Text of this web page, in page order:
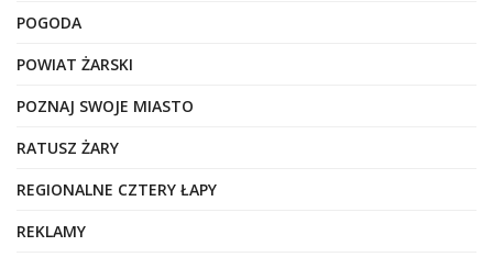
POGODA
POWIAT ŻARSKI
POZNAJ SWOJE MIASTO
RATUSZ ŻARY
REGIONALNE CZTERY ŁAPY
REKLAMY